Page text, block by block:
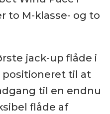
to M-klasse- og to
jack-up flåde i
positioneret til at
til en endnu
flåde af